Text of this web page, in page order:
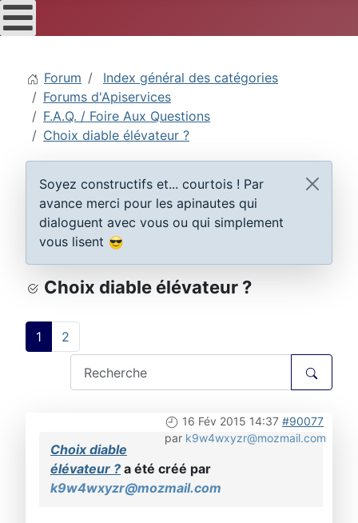
Forum
Index général des catégories
Forums d'Apiservices
F.A.Q. / Foire Aux Questions
Choix diable élévateur ?
Soyez constructifs et... courtois ! Par
avance merci pour les apinautes qui
dialoguent avec vous ou qui simplement
vous lisent
Choix diable élévateur ?
1 2
16 Fév 2015 14:37 #90077
par k9w4wxyzr@mozmail.com
Choix diable
élévateur ? a été créé par
k9w4wxyzr@mozmail.com